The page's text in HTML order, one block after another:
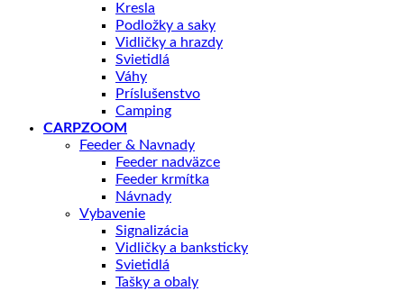
Kresla
Podložky a saky
Vidličky a hrazdy
Svietidlá
Váhy
Príslušenstvo
Camping
CARPZOOM
Feeder & Navnady
Feeder nadväzce
Feeder krmítka
Návnady
Vybavenie
Signalizácia
Vidličky a banksticky
Svietidlá
Tašky a obaly